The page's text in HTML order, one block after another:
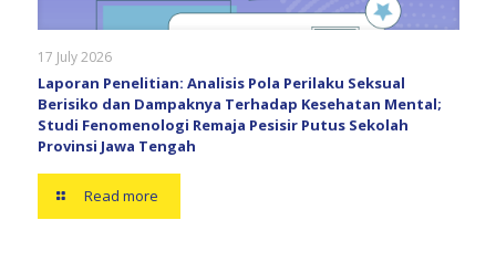
17 July 2026
Laporan Penelitian: Analisis Pola Perilaku Seksual
Berisiko dan Dampaknya Terhadap Kesehatan Mental;
Studi Fenomenologi Remaja Pesisir Putus Sekolah
Provinsi Jawa Tengah
Read more